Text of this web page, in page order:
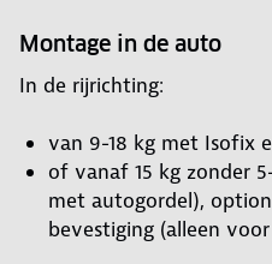
Montage in de auto
In de rijrichting:
van 9-18 kg met Isofix
of vanaf 15 kg zonder
met autogordel),
bevestiging (alleen